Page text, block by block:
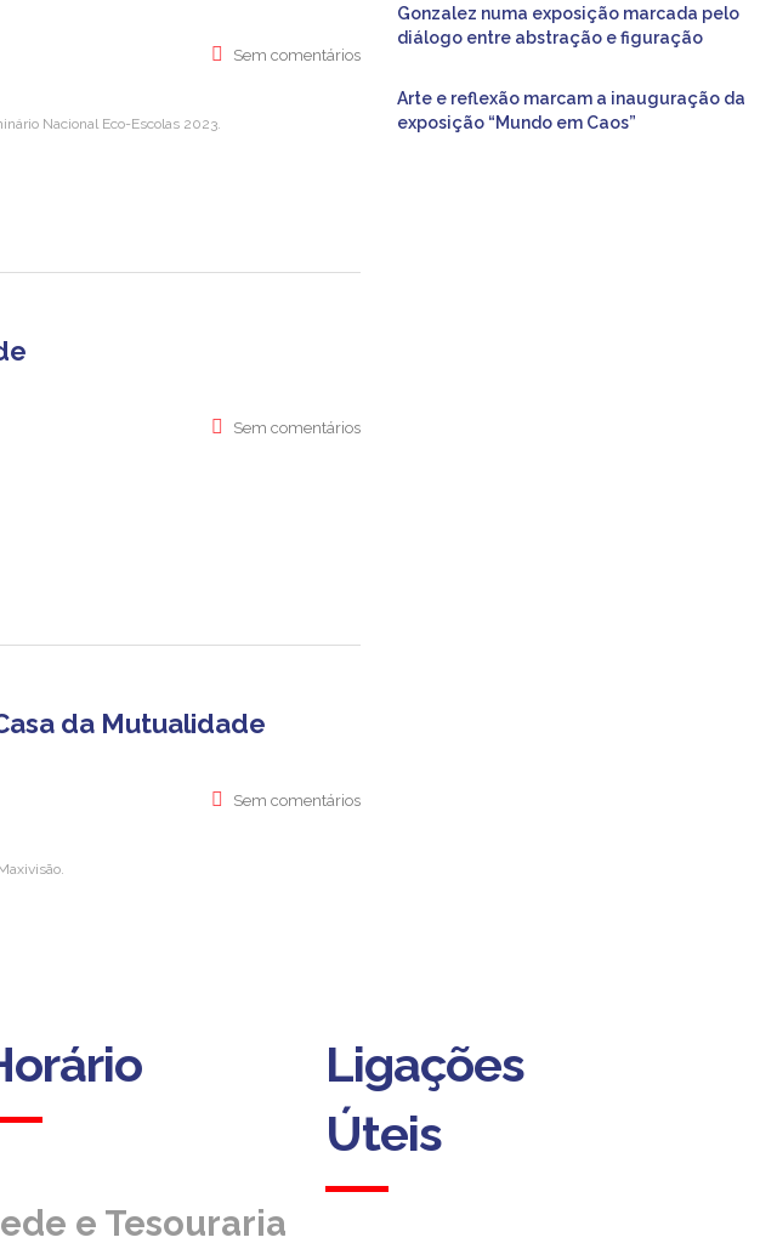
Sem comentários
Nacional Eco-Escolas 2023.
Sem comentários
da Mutualidade
Sem comentários
Gonzalez numa exposição marcada pelo
diálogo entre abstração e figuração
Arte e reflexão marcam a inauguração da
exposição “Mundo em Caos”
e Tesouraria
e Tesouraria
Ligações
Úteis
Ligações
Úteis